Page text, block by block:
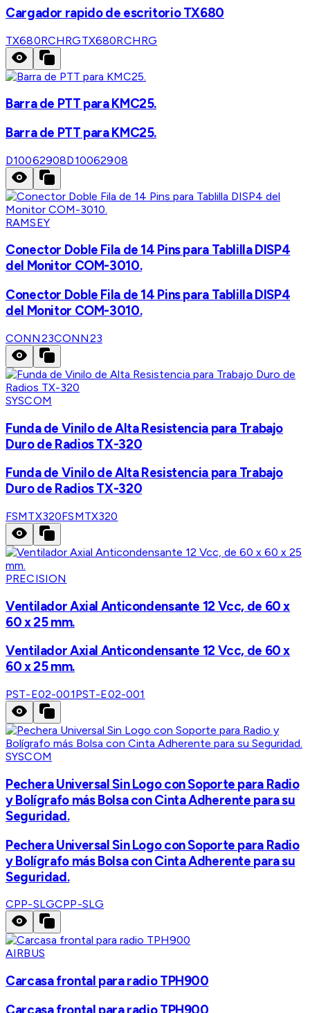
Cargador rapido de escritorio TX680
TX680RCHRGTX680RCHRG
Barra de PTT para KMC25.
Barra de PTT para KMC25.
D10062908D10062908
RAMSEY
Conector Doble Fila de 14 Pins para Tablilla DISP4
del Monitor COM-3010.
Conector Doble Fila de 14 Pins para Tablilla DISP4
del Monitor COM-3010.
CONN23CONN23
SYSCOM
Funda de Vinilo de Alta Resistencia para Trabajo
Duro de Radios TX-320
Funda de Vinilo de Alta Resistencia para Trabajo
Duro de Radios TX-320
FSMTX320FSMTX320
PRECISION
Ventilador Axial Anticondensante 12 Vcc, de 60 x
60 x 25 mm.
Ventilador Axial Anticondensante 12 Vcc, de 60 x
60 x 25 mm.
PST-E02-001PST-E02-001
SYSCOM
Pechera Universal Sin Logo con Soporte para Radio
y Bolígrafo más Bolsa con Cinta Adherente para su
Seguridad.
Pechera Universal Sin Logo con Soporte para Radio
y Bolígrafo más Bolsa con Cinta Adherente para su
Seguridad.
CPP-SLGCPP-SLG
AIRBUS
Carcasa frontal para radio TPH900
Carcasa frontal para radio TPH900